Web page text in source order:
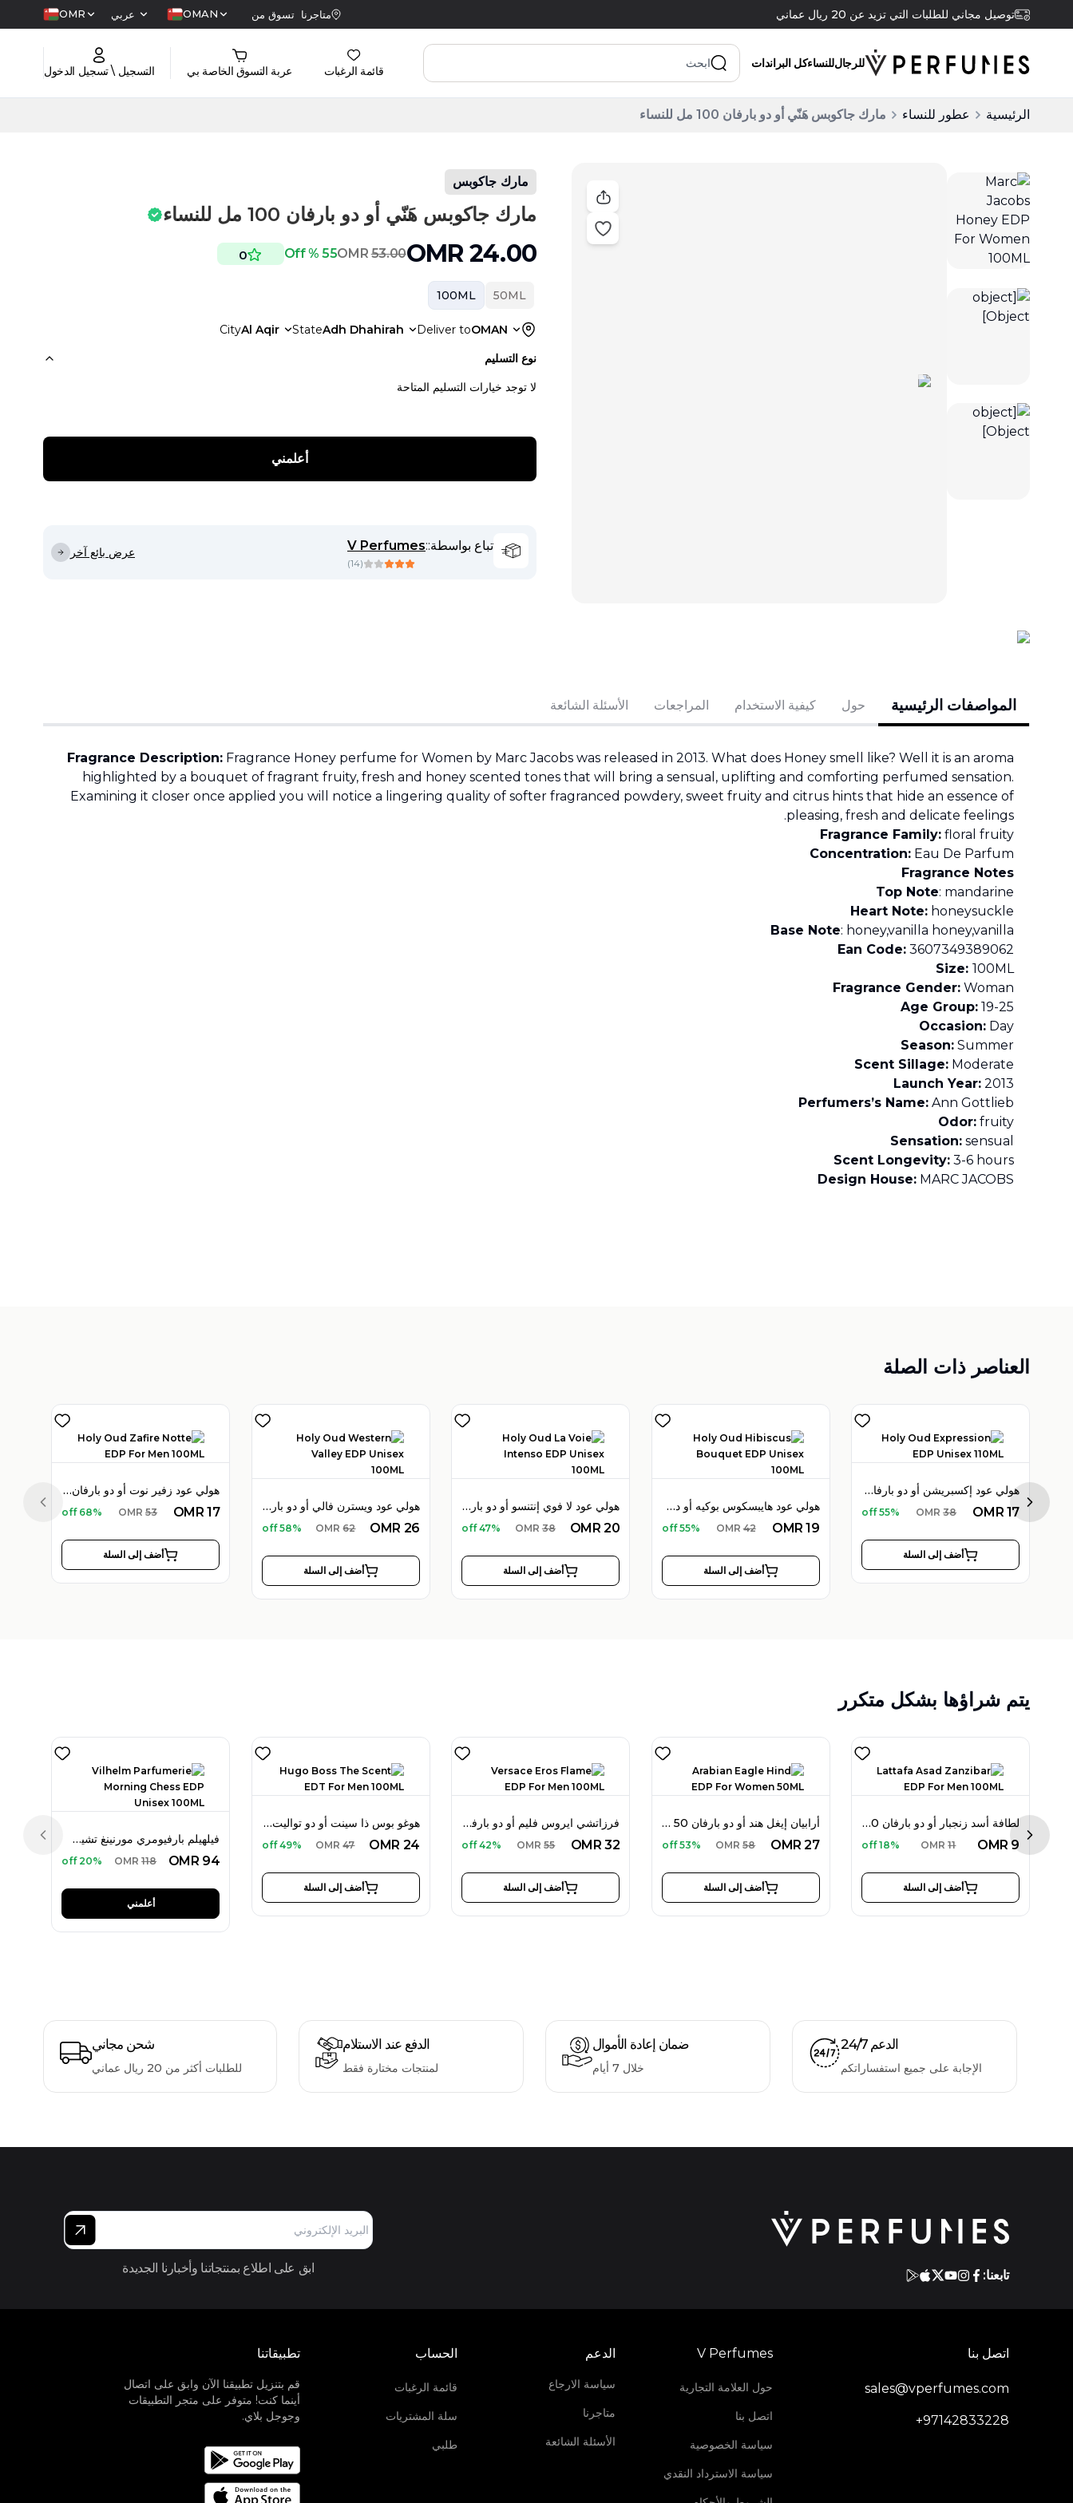
توصيل مجاني للطلبات التي تزيد عن 20 ريال عماني متاجرنا تسوق من OMAN عربي OMR
للرجالللنساءكل البراندات
قائمة الرغبات عربة التسوق الخاصة بي التسجيل \ تسجيل الدخول
الرئيسية عطور للنساء مارك جاكوبس هَنّي أو دو بارفان 100 مل للنساء
مارك جاكوبس
مارك جاكوبس هَنّي أو دو بارفان 100 مل للنساء
OMR 24.00
OMR53.00
55 % Off
0
50ML
100ML
Deliver toOMAN
StateAdh Dhahirah
CityAl Aqir
نوع التسليم
لا توجد خيارات التسليم المتاحة
أعلمني
تباع بواسطة::
V Perfumes
(
14
)
عرض بائع آخر
المواصفات الرئيسية حول كيفية الاستخدام المراجعات الأسئلة الشائعة
Fragrance Description: Fragrance Honey perfume for Women by Marc Jacobs was released in 2013. What does Honey smell like? Well it is an aroma
highlighted by a bouquet of fragrant fruity, fresh and honey scented tones that will bring a sensual, uplifting and comforting perfumed sensation.
Examining it closer once applied you will notice a lingering quality of softer fragranced powdery, sweet fruity and citrus hints that hide an essence of
pleasing, fresh and delicate feelings.
Fragrance Family: floral fruity
Concentration: Eau De Parfum
Fragrance Notes
Top Note: mandarine
Heart Note: honeysuckle
Base Note: honey,vanilla honey,vanilla
Ean Code: 3607349389062
Size: 100ML
Fragrance Gender: Woman
Age Group: 19-25
Occasion: Day
Season: Summer
Scent Sillage: Moderate
Launch Year: 2013
Perfumers’s Name: Ann Gottlieb
Odor: fruity
Sensation: sensual
Scent Longevity: 3-6 hours
Design House: MARC JACOBS
العناصر ذات الصلة
هولي عود زفير نوت أو دو بارفان 100 مل للرجال
OMR 17
OMR 53
68% off
أضف إلى السلة
هولي عود ويسترن فالي أو دو بارفان 100 مل للجنسين
OMR 26
OMR 62
58% off
أضف إلى السلة
هولي عود لا فوي إنتنسو أو دو بارفان 100 مل للجنسين
OMR 20
OMR 38
47% off
أضف إلى السلة
هولي عود هايبسكوس بوكيه أو دو بارفان 100 مل للجنسين
OMR 19
OMR 42
55% off
أضف إلى السلة
هولي عود إكسبريشن أو دو بارفان 110 مل للجنسين
OMR 17
OMR 38
55% off
أضف إلى السلة
Previous slide Next
يتم شراؤها بشكل متكرر
فيلهيلم بارفيومري مورنينغ تشيس أو دو بارفان 100 مل للجنسين
OMR 94
OMR 118
20% off
أعلمني
هوغو بوس ذا سينت أو دو تواليت 100 مل للرجال
OMR 24
OMR 47
49% off
أضف إلى السلة
فرزاتشي ايروس فليم أو دو بارفان 100 مل للرجال
OMR 32
OMR 55
42% off
أضف إلى السلة
أرابيان إيغل هند أو دو بارفان 50 مل للنساء
OMR 27
OMR 58
53% off
أضف إلى السلة
لطافة أسد زنجبار أو دو بارفان 100 مل للرجال
OMR 9
OMR 11
18% off
أضف إلى السلة
Previous slide Next
شحن مجاني
للطلبات أكثر من 20 ريال عماني
الدفع عند الاستلام
لمنتجات مختارة فقط
ضمان إعادة الأموال
خلال 7 أيام
الدعم 24/7
الإجابة على جميع استفساراتكم
تابعنا: ابق على اطلاع بمنتجاتنا وأخبارنا الجديدة
اتصل بنا
sales@vperfumes.com
+97142833228
V Perfumes
حول العلامة التجارية
اتصل بنا
سياسة الخصوصية
سياسة الاسترداد النقدي
الدعم
سياسة الارجاع
متاجرنا
الأسئلة الشائعة
الحساب
قائمة الرغبات
سلة المشتريات
طلبي
تطبيقاتنا
قم بتنزيل تطبيقنا الآن وابق على اتصال
أينما كنت! متوفر على متجر التطبيقات
وجوجل بلاي.